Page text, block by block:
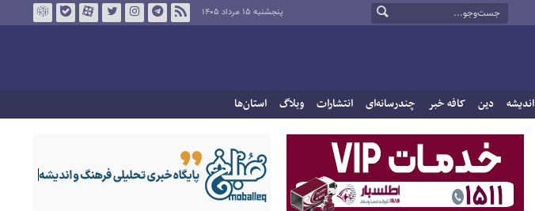
پنجشنبه ۱۵ مرداد ۱۴۰۵
اندیشه دین کافه خبر چندرسانه‌ای انتشارات وبلاگ استان‌ها